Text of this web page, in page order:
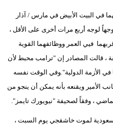
في البيت الأبيض في مارس / آذار
وجهاً لوجه أربع مرات أخرى على الأقل ،
فيي العمر ووظائفهما القوية
، قالت المصادر إن "ترامب محبط لأن
في الأزمة الدولية".وفي الوقت نفسه
الأمير ويقنعه بأنه يمكن أن ينجو من
، وفقاً لصحيفة "نيويورك تايمز".
لموت خاشقجي يوم السبت ،